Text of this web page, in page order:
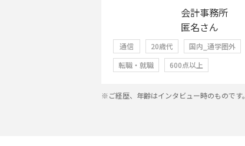
会計事務所
匿名さん
通信 20歳代 国内_通学圏外
転職・就職
600点以上
※ご経歴、年齢はインタビュー時のものです。